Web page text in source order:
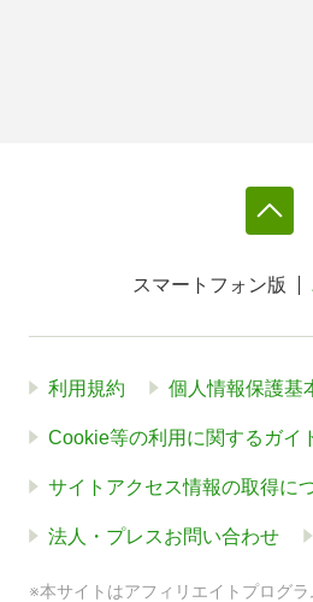
スマートフォン版
利用規約 個人情報保護基
Cookie等の利用に関するガイ
サイトアクセス情報の取得に
法人・プレスお問い合わせ
※本サイトはアフィリエイトプログ